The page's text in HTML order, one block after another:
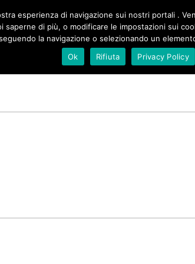
DI NATURA DI SICILIA SPAZIO
esperienza di navigazione sui nostri portali .
di più, o modificare le impostazioni sui
la navigazione o selezionando un
Ok
Rifiuta Privacy Policy